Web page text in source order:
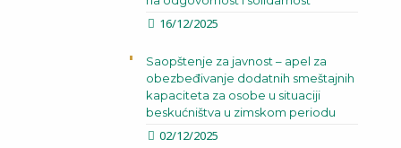
16/12/2025
Saopštenje za javnost – apel za
obezbeđivanje dodatnih smeštajnih
kapaciteta za osobe u situaciji
beskućništva u zimskom periodu
02/12/2025